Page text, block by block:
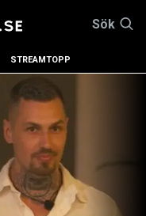
Sök
STREAMTOPP